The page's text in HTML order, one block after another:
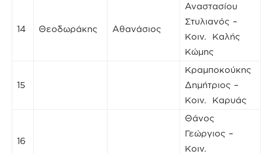
14 Θεοδωράκης Αθανάσιος
Αναστασίου
Στυλιανός –
Κοιν. Καλής
Κώμης
15
Κραμποκούκης
Δημήτριος –
Κοιν. Καρυάς
16
Θάνος
Γεώργιος –
Κοιν.